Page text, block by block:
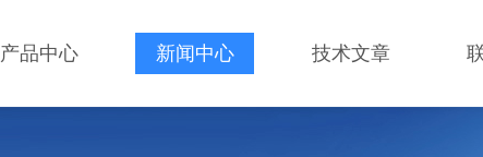
产品中心 新闻中心 技术文章